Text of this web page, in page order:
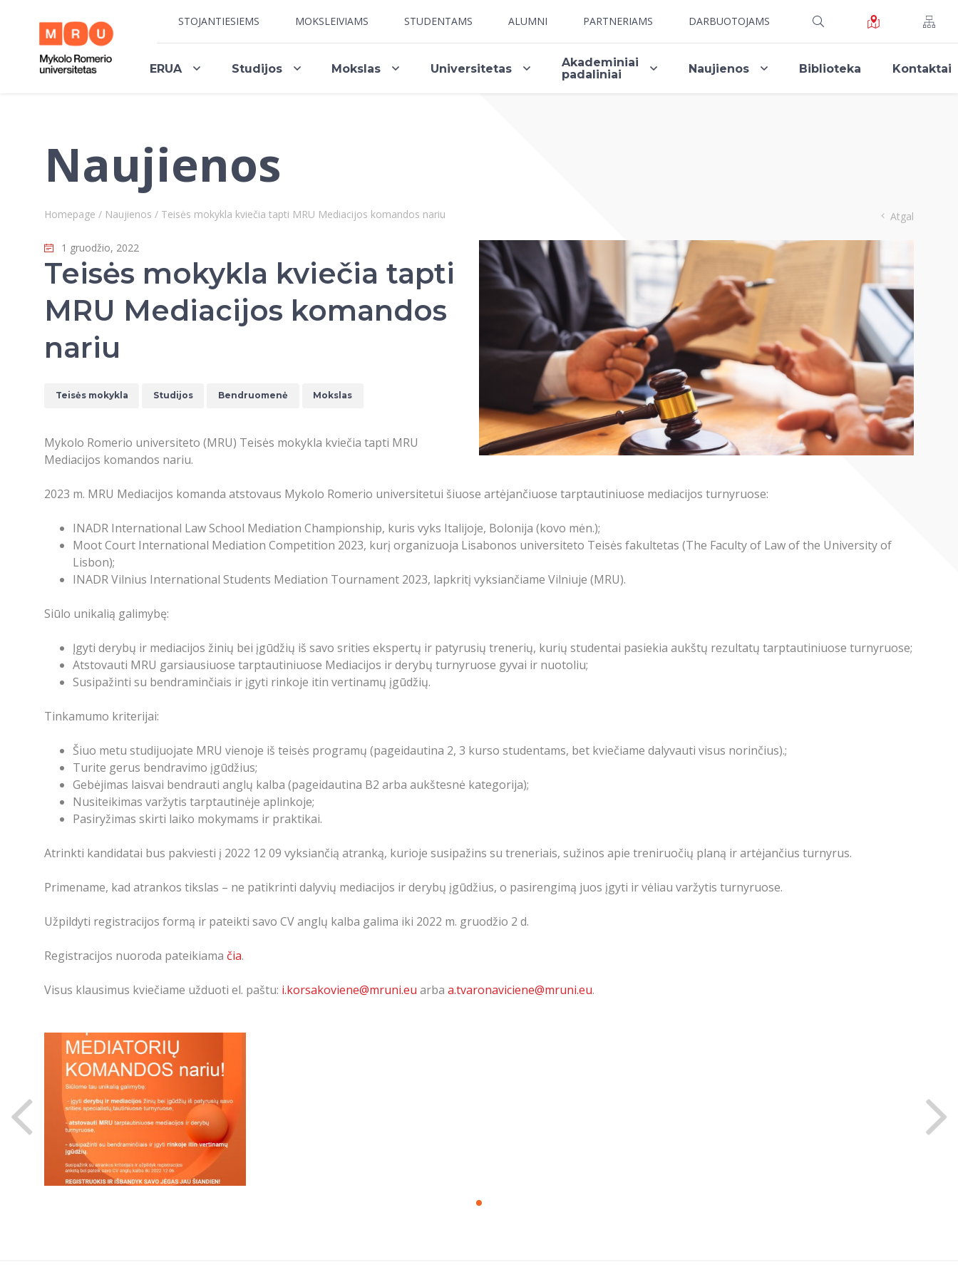
STOJANTIESIEMS MOKSLEIVIAMS STUDENTAMS ALUMNI PARTNERIAMS DARBUOTOJAMS
ERUA Studijos Mokslas Universitetas
Akademiniai
padaliniai
Naujienos Biblioteka Kontaktai
Naujienos
Homepage / Naujienos / Teisės mokykla kviečia tapti MRU Mediacijos komandos nariu Atgal
1 gruodžio, 2022
Teisės mokykla kviečia tapti
MRU Mediacijos komandos
nariu
Teisės mokykla Studijos Bendruomenė Mokslas
Mykolo Romerio universiteto (MRU) Teisės mokykla kviečia tapti MRU
Mediacijos komandos nariu.
2023 m. MRU Mediacijos komanda atstovaus Mykolo Romerio universitetui šiuose artėjančiuose tarptautiniuose mediacijos turnyruose:
INADR International Law School Mediation Championship, kuris vyks Italijoje, Bolonija (kovo mėn.);
Moot Court International Mediation Competition 2023, kurį organizuoja Lisabonos universiteto Teisės fakultetas (The Faculty of Law of the University of
Lisbon);
INADR Vilnius International Students Mediation Tournament 2023, lapkritį vyksiančiame Vilniuje (MRU).
Siūlo unikalią galimybę:
Įgyti derybų ir mediacijos žinių bei įgūdžių iš savo srities ekspertų ir patyrusių trenerių, kurių studentai pasiekia aukštų rezultatų tarptautiniuose turnyruose;
Atstovauti MRU garsiausiuose tarptautiniuose Mediacijos ir derybų turnyruose gyvai ir nuotoliu;
Susipažinti su bendraminčiais ir įgyti rinkoje itin vertinamų įgūdžių.
Tinkamumo kriterijai:
Šiuo metu studijuojate MRU vienoje iš teisės programų (pageidautina 2, 3 kurso studentams, bet kviečiame dalyvauti visus norinčius).;
Turite gerus bendravimo įgūdžius;
Gebėjimas laisvai bendrauti anglų kalba (pageidautina B2 arba aukštesnė kategorija);
Nusiteikimas varžytis tarptautinėje aplinkoje;
Pasiryžimas skirti laiko mokymams ir praktikai.
Atrinkti kandidatai bus pakviesti į 2022 12 09 vyksiančią atranką, kurioje susipažins su treneriais, sužinos apie treniruočių planą ir artėjančius turnyrus.
Primename, kad atrankos tikslas – ne patikrinti dalyvių mediacijos ir derybų įgūdžius, o pasirengimą juos įgyti ir vėliau varžytis turnyruose.
Užpildyti registracijos formą ir pateikti savo CV anglų kalba galima iki 2022 m. gruodžio 2 d.
Registracijos nuoroda pateikiama čia.
Visus klausimus kviečiame užduoti el. paštu: i.korsakoviene@mruni.eu arba a.tvaronaviciene@mruni.eu.